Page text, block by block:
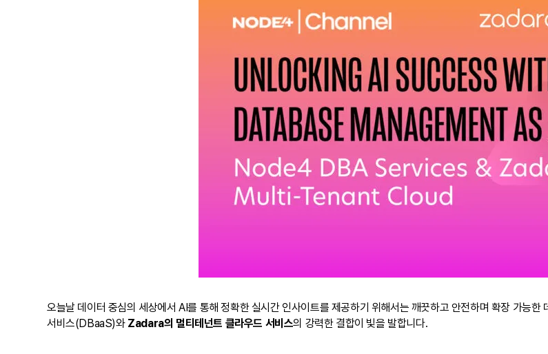
오늘날 데이터 중심의 세상에서 AI를 통해 정확한 실시간 인사이트를 제공하기 위해서는 깨끗하고 안전하며 확장 가능
서비스(DBaaS)와 Zadara의 멀티테넌트 클라우드 서비스의 강력한 결합이 빛을 발합니다.